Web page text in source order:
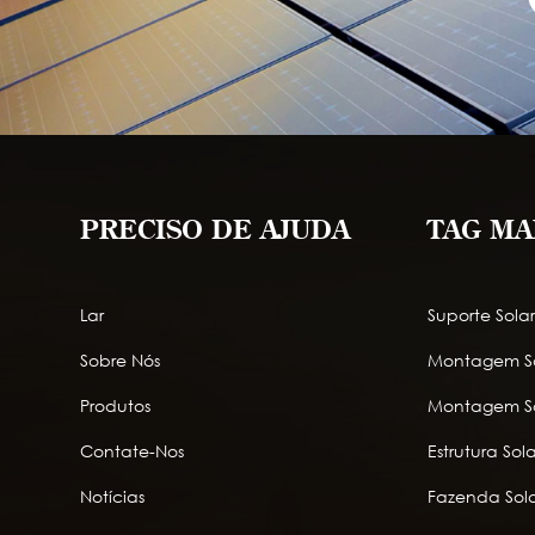
PRECISO DE AJUDA
Lar
Sobre Nós
Produtos
Contate-Nos
Notícias
TAG
Suporte
Montagem
Montagem
Estrutura
Fazenda